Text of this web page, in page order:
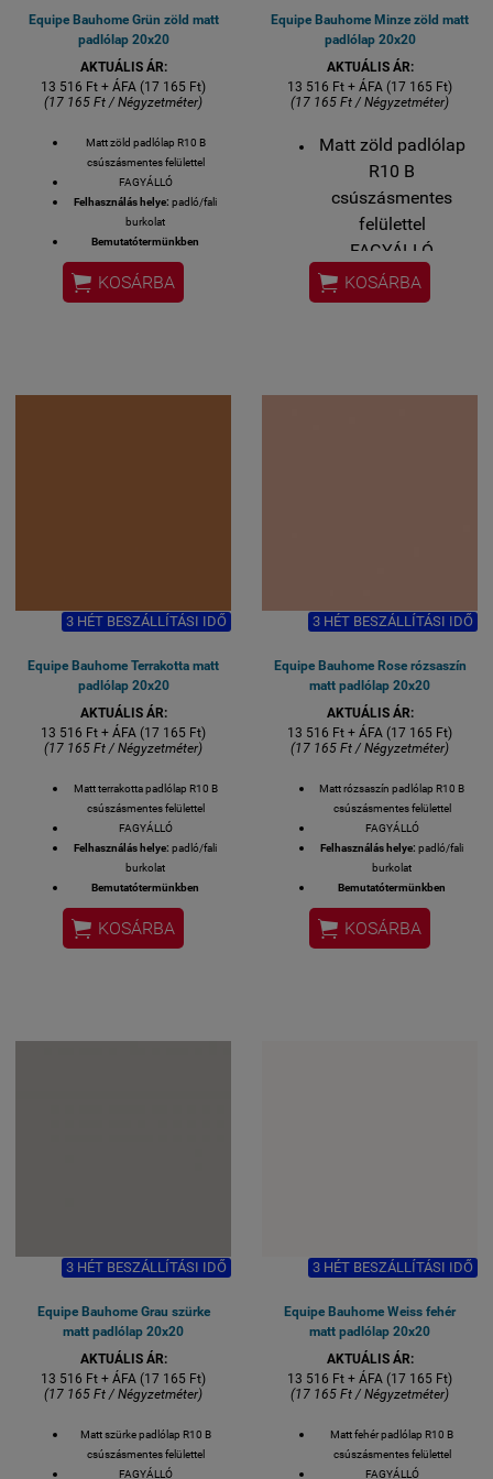
Equipe Bauhome Grün zöld matt
padlólap 20x20
AKTUÁLIS ÁR:
13 516 Ft + ÁFA (17 165 Ft)
(17 165 Ft / Négyzetméter)
Matt zöld padlólap R10 B
csúszásmentes felülettel
FAGYÁLLÓ
Felhasználás helye: padló/fali
burkolat
Bemutatótermünkben
megtekinthető!
Felülete:MATT
Méret: 20x20 cm
 KOSÁRBA
Equipe Bauhome Minze zöld matt
padlólap 20x20
AKTUÁLIS ÁR:
13 516 Ft + ÁFA (17 165 Ft)
(17 165 Ft / Négyzetméter)
Matt zöld padlólap
R10 B
csúszásmentes
felülettel
FAGYÁLLÓ
Felhasználás
helye:padló/fali
DB / 18 KG
 KOSÁRBA
3 HÉT BESZÁLLÍTÁSI IDŐ
Equipe Bauhome Terrakotta matt
padlólap 20x20
AKTUÁLIS ÁR:
13 516 Ft + ÁFA (17 165 Ft)
(17 165 Ft / Négyzetméter)
Matt terrakotta padlólap R10 B
csúszásmentes felülettel
FAGYÁLLÓ
Felhasználás helye: padló/fali
burkolat
Bemutatótermünkben
megtekinthető!
Felülete:MATT
Méret: 20x20 cm
 KOSÁRBA
3 HÉT BESZÁLLÍTÁSI IDŐ
Equipe Bauhome Rose rózsaszín
matt padlólap 20x20
AKTUÁLIS ÁR:
13 516 Ft + ÁFA (17 165 Ft)
(17 165 Ft / Négyzetméter)
Matt rózsaszín padlólap R10 B
csúszásmentes felülettel
FAGYÁLLÓ
Felhasználás helye: padló/fali
burkolat
Bemutatótermünkben
megtekinthető!
Felülete:MATT
Méret: 20x20 cm
 KOSÁRBA
3 HÉT BESZÁLLÍTÁSI IDŐ
Equipe Bauhome Grau szürke
matt padlólap 20x20
AKTUÁLIS ÁR:
13 516 Ft + ÁFA (17 165 Ft)
(17 165 Ft / Négyzetméter)
Matt szürke padlólap R10 B
csúszásmentes felülettel
FAGYÁLLÓ
3 HÉT BESZÁLLÍTÁSI IDŐ
Equipe Bauhome Weiss fehér
matt padlólap 20x20
AKTUÁLIS ÁR:
13 516 Ft + ÁFA (17 165 Ft)
(17 165 Ft / Négyzetméter)
Matt fehér padlólap R10 B
csúszásmentes felülettel
FAGYÁLLÓ